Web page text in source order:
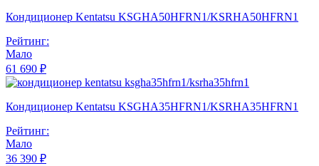
Кондиционер Kentatsu KSGHA50HFRN1/KSRHA50HFRN1
Рейтинг:
Мало
61 690 ₽
Кондиционер Kentatsu KSGHA35HFRN1/KSRHA35HFRN1
Рейтинг:
Мало
36 390 ₽